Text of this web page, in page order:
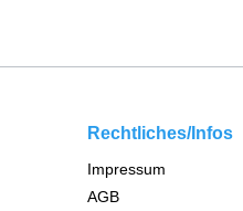
Rechtliches/Infos
Impressum
AGB